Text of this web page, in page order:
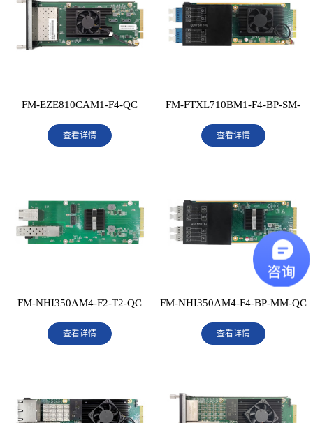
FM-EZE810CAM1-F4-QC
查看详情
FM-FTXL710BM1-F4-BP-SM-
QC
查看详情
FM-NHI350AM4-F2-T2-QC
查看详情
FM-NHI350AM4-F4-BP-MM-QC
查看详情